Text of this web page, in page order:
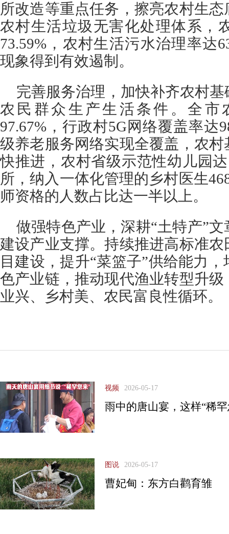
所改造等重点任务，擦亮农村生
农村生活垃圾无害化处理体系，
73.59%，农村生活污水治理率达
现象得到有效遏制。
完善服务治理，加快补齐农村
农民群众生产生活条件。全市
97.67%，行政村5G网络覆盖率达
级养老服务网络实现全覆盖，农
快推进，农村省级示范性幼儿园
所，纳入一体化管理的乡村医生
师资格的人数占比达一半以上。
做强特色产业，深耕“土特产”
建设产业支撑。持续推进高标准
目建设，提升“菜篮子”供给能力
色产业链，推动现代渔业转型升
业兴、乡村美、农民富良性循环。
视频 2026-05-17
雨中的唐山宴，这样“稀
图说 2026-05-17
曹妃甸：东方白鹳育雏